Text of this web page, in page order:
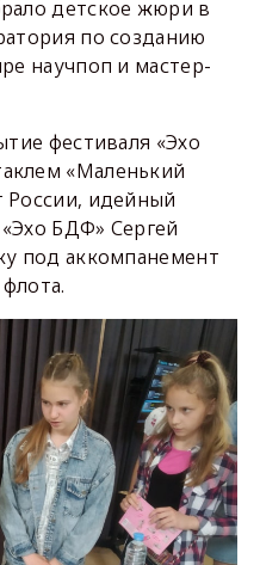
детское жюри в
по созданию
научпоп и мастер-
фестиваля «Эхо
«Маленький
России, идейный
БДФ» Сергей
под аккомпанемент